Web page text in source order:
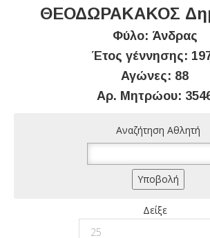
ΘΕΟΔΩΡΑΚΑΚΟΣ
Φύλο: Άνδρας
Έτος γέννησης:
Αγώνες: 88
Αρ. Μητρώου:
Αναζήτηση Αθλητή
Δείξε